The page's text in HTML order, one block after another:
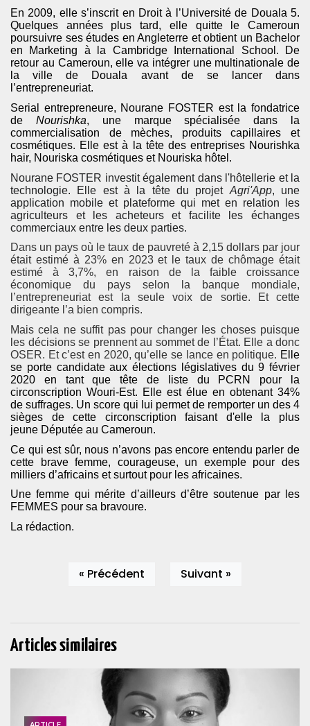
En 2009, elle s’inscrit en Droit à l’Université de Douala 5.
Quelques années plus tard, elle quitte le Cameroun
poursuivre ses études en Angleterre et obtient un Bachelor
en Marketing à la Cambridge International School. De
retour au Cameroun, elle va intégrer une multinationale de
la ville de Douala avant de se lancer dans
l’entrepreneuriat.
Serial entrepreneure, Nourane FOSTER est la fondatrice
de
Nourishka, une marque spécialisée dans la
commercialisation de mèches, produits capillaires et
cosmétiques. Elle est à la tête des entreprises Nourishka
hair, Nouriska cosmétiques et Nouriska hôtel.
Nourane FOSTER investit également dans l'hôtellerie et la
technologie. Elle est à la tête du projet Agri'App, une
application mobile et plateforme qui met en relation les
agriculteurs et les acheteurs et facilite les échanges
commerciaux entre les deux parties.
Dans un pays où le taux de pauvreté à 2,15 dollars par jour
était estimé à 23% en 2023 et le taux de chômage était
estimé à 3,7%, en raison de la faible croissance
économique du pays selon la banque mondiale,
l’entrepreneuriat est la seule voix de sortie.
Et cette
dirigeante l’a bien compris.
Mais cela ne suffit pas pour changer les choses puisque
les décisions se prennent au sommet de l’État. Elle a donc
OSER. Et c’est en 2020, qu’elle se lance en politique. Elle
se porte candidate aux élections législatives du 9 février
2020 en tant que tête de liste du PCRN pour la
circonscription Wouri-Est. Elle est élue en obtenant 34%
de suffrages. Un score qui lui permet de remporter un des 4
sièges de cette circonscription faisant d'elle la plus
jeune Députée au Cameroun.
Ce qui est sûr, nous n’avons pas encore entendu parler de
cette brave femme, courageuse, un exemple pour des
milliers d’africains et surtout pour les africaines.
Une femme qui mérite d’ailleurs d’être soutenue par les
FEMMES pour sa bravoure.
La rédaction.
« Précédent Suivant »
Articles similaires